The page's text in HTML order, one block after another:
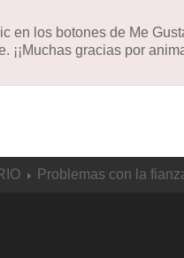
los botones de Me
gracias por
Problemas con la